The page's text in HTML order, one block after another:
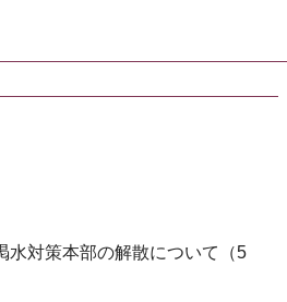
水対策本部の解散について（5